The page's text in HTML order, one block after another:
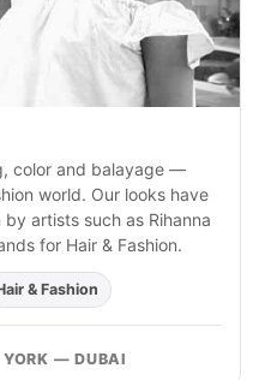
color and balayage —
world. Our looks have
artists such as Rihanna
for Hair & Fashion.
& Fashion
— DUBAI